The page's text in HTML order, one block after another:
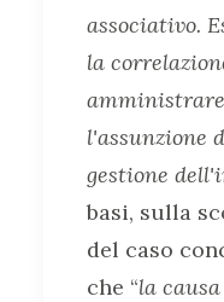
associativo.
la
l'assunzione
gestione
basi, sulla
del caso
che “la